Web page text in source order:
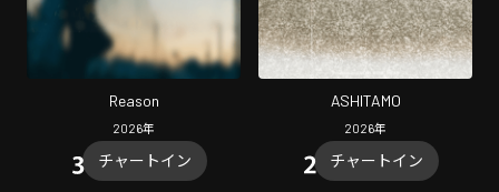
Reason
2026年
チャートイン
ASHITAMO
2026年
チャートイン